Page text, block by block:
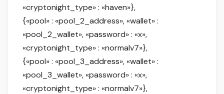
«cryptonight_type» : «haven»},
{«pool» : «pool_2_address», «wallet» :
«pool_2_wallet», «password» : «x»,
«cryptonight_type» : «normalv7»},
{«pool» : «pool_3_address», «wallet» :
«pool_3_wallet», «password» : «x»,
«cryptonight_type» : «normalv7»},